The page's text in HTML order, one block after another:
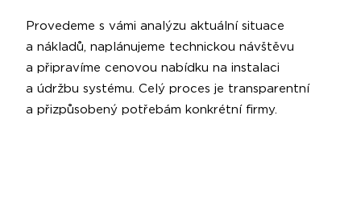
Provedeme s vámi analýzu aktuální situace
a nákladů, naplánujeme technickou návštěvu
a připravíme cenovou nabídku na instalaci
a údržbu systému. Celý proces je transparentní
a přizpůsobený potřebám konkrétní firmy.